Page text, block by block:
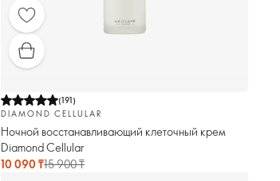
(191)
DIAMOND CELLULAR
Ночной восстанавливающий клеточный крем
Diamond Cellular
10 090 ₸15 900 ₸